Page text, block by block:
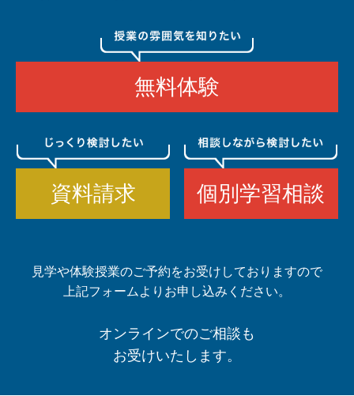
無料体験
資料請求 個別学習相談
見学や体験授業のご予約をお受けしておりますので
上記フォームよりお申し込みください。
オンラインでのご相談も
お受けいたします。